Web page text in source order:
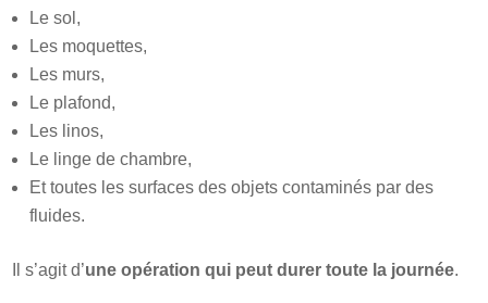
Le sol,
Les moquettes,
Les murs,
Le plafond,
Les linos,
Le linge de chambre,
Et toutes les surfaces des objets contaminés par des
fluides.
Il s’agit d’une opération qui peut durer toute la journée.